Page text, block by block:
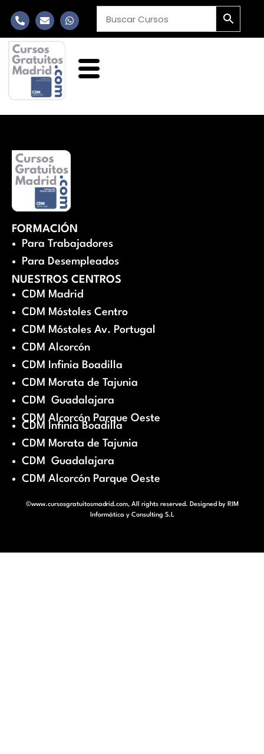
FORMACIÓN
Para Trabajadores
Para Desempleados
NUESTROS CENTROS
CDM Madrid
CDM Móstoles Centro
CDM Móstoles Av. Portugal
CDM Alcorcón
CDM Infinia Boadilla
CDM Morata de Tajunia
CDM Guadalajara
CDM Alcorcón Parque Oeste
CDM Infinia Boadilla
CDM Morata de Tajunia
CDM Guadalajara
CDM Alcorcón Parque Oeste
©www.cursosgratuitosmadrid.com, All rights reserved. Designed by RIM
Informática y Consulting S.L